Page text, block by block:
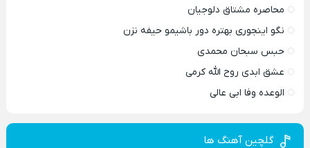
محاصره مشتاق دلوجیان
نگو اینجوری بهتره دور باشیمو حیفه نزن
حبس سبحان محمدی
عشق ابدی روح الله کرمی
الوعده وفا ابی عالی
گلچین آهنگ ها